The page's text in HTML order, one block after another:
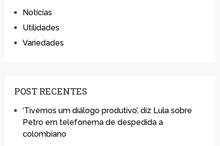
Notícias
Utilidades
Variedades
POST RECENTES
‘Tivemos um diálogo produtivo’, diz Lula sobre
Petro em telefonema de despedida a
colombiano